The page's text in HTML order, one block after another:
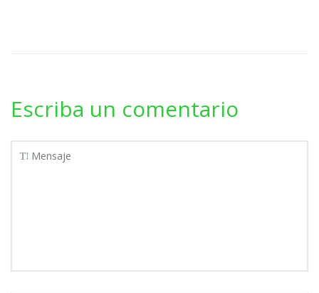
Escriba un comentario